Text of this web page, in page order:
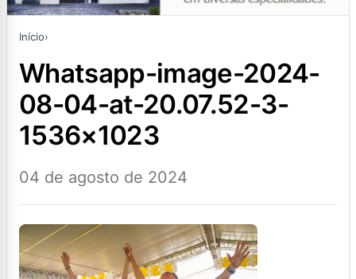
Início›
whatsapp-image-2024-
08-04-at-20.07.52-3-
1536×1023
04 de agosto de 2024